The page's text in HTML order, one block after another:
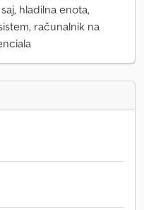
hladilna enota,
računalnik na